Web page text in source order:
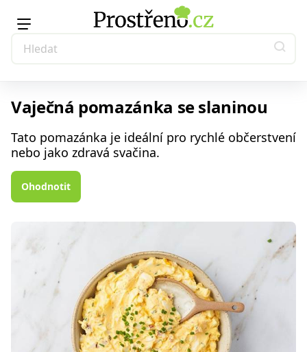
Vaječná pomazánka se slaninou
Tato pomazánka je ideální pro rychlé občerstvení
nebo jako zdravá svačina.
Ohodnotit